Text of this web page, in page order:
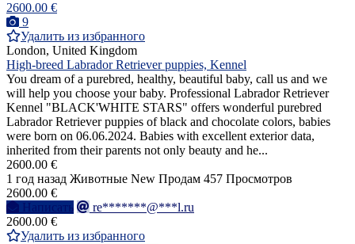
2600.00 €
9
Удалить из избранного
London, United Kingdom
High-breed Labrador Retriever puppies, Kennel
You dream of a purebred, healthy, beautiful baby, call us and we
will help you choose your baby. Professional Labrador Retriever
Kennel "BLACK'WHITE STARS" offers wonderful purebred
Labrador Retriever puppies of black and chocolate colors, babies
were born on 06.06.2024. Babies with excellent exterior data,
inherited from their parents not only beauty and he...
2600.00 €
1 год назад Животные New Продам 457 Просмотров
2600.00 €
Написать
re*******@***l.ru
2600.00 €
Удалить из избранного